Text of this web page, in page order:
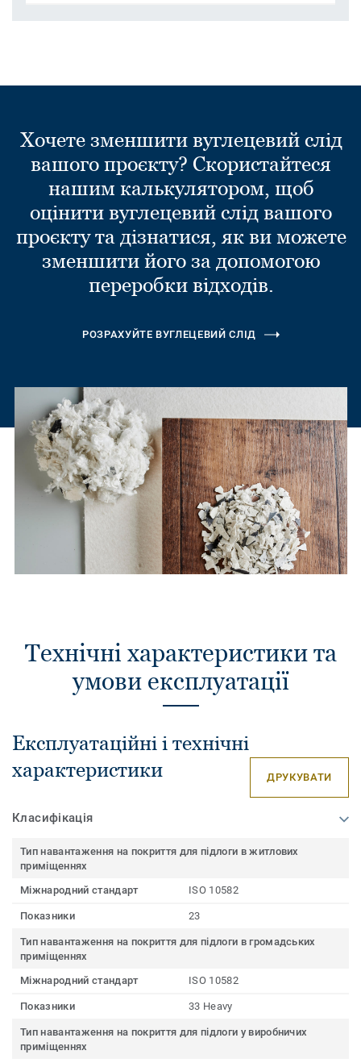
Хочете зменшити вуглецевий слід
вашого проєкту? Скористайтеся
нашим калькулятором, щоб
оцінити вуглецевий слід вашого
проєкту та дізнатися, як ви можете
зменшити його за допомогою
переробки відходів.
РОЗРАХУЙТЕ ВУГЛЕЦЕВИЙ СЛІД
Технічні характеристики та
умови експлуатації
Експлуатаційні і технічні
характеристики
ДРУКУВАТИ
Класифікація
Тип навантаження на покриття для підлоги в житлових
приміщеннях
Міжнародний стандарт
ISO 10582
Показники 23
Тип навантаження на покриття для підлоги в громадських
приміщеннях
Міжнародний стандарт
ISO 10582
Показники 33 Heavy
Тип навантаження на покриття для підлоги у виробничих
приміщеннях